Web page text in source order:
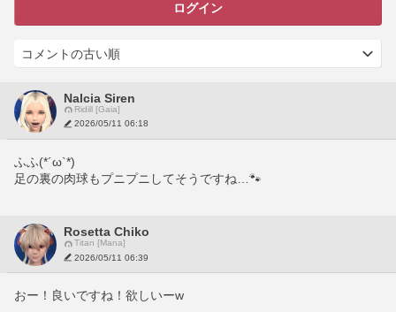
ログイン
Nalcia Siren
Ridill [Gaia]
2026/05/11 06:18
ふふ(*´ω`*)
足の裏の肉球もプニプニしてそうですね…🐾
Rosetta Chiko
Titan [Mana]
2026/05/11 06:39
おー！良いですね！欲しいーw